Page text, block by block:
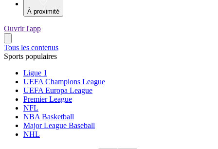
À proximité
Ouvrir l'app
Tous les contenus
Sports populaires
Ligue 1
UEFA Champions League
UEFA Europa League
Premier League
NFL
NBA Basketball
Major League Baseball
NHL